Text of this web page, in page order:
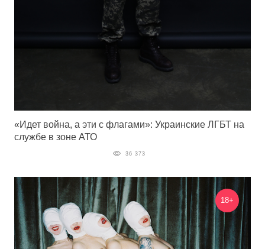
«Идет война, а эти с флагами»: Украинские ЛГБТ на
службе в зоне АТО
36 373
18+